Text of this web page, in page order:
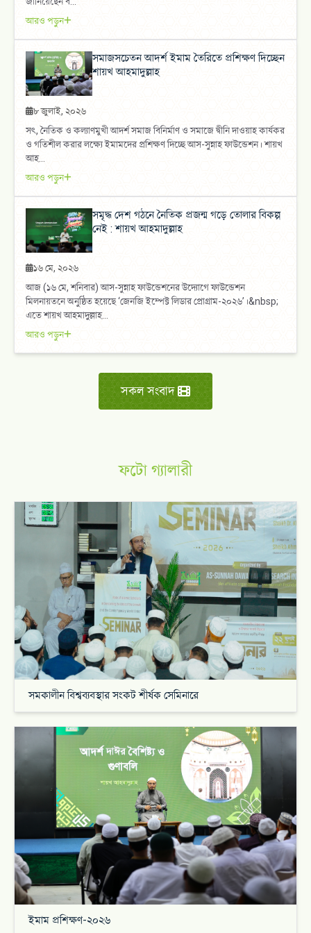
আরও পড়ুন
সমাজসচেতন আদর্শ ইমাম তৈরিতে প্রশিক্ষণ দিচ্ছেন
শায়খ আহমাদুল্লাহ
৮ জুলাই, ২০২৬
সৎ, নৈতিক ও কল্যাণমুখী আদর্শ সমাজ বিনির্মাণ ও সমাজে দ্বীনি দাওয়াহ কার্যকর
ও গতিশীল করার লক্ষ্যে ইমামদের প্রশিক্ষণ দিচ্ছে আস-সুন্নাহ ফাউন্ডেশন। শায়খ
আহ...
আরও পড়ুন
সমৃদ্ধ দেশ গঠনে নৈতিক প্রজন্ম গড়ে তোলার বিকল্প
নেই : শায়খ আহমাদুল্লাহ
১৬ মে, ২০২৬
আজ (১৬ মে, শনিবার) আস-সুন্নাহ ফাউন্ডেশনের উদ্যোগে ফাউন্ডেশন
মিলনায়তনে অনুষ্ঠিত হয়েছে ‘জেনজি ইম্পেক্ট লিডার প্রোগ্রাম-২০২৬’।&nbsp;
এতে শায়খ আহমাদুল্লাহ...
আরও পড়ুন
সকল সংবাদ
ফটো গ্যালারী
সমকালীন বিশ্বব্যবস্থার সংকট শীর্ষক সেমিনারে
ইমাম প্রশিক্ষণ-২০২৬